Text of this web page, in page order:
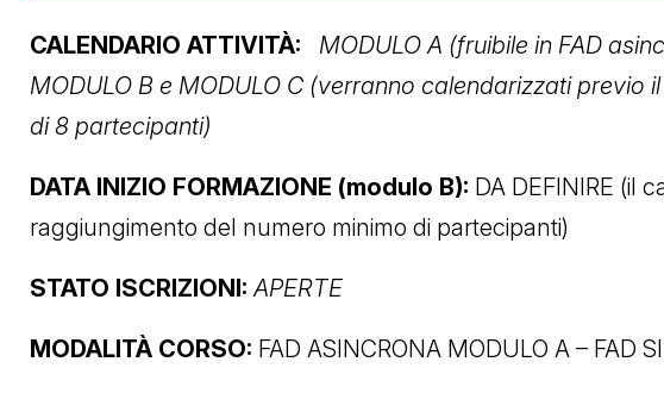
CALENDARIO ATTIVITÀ:
MODULO A (fruibile in FAD
MODULO B e MODULO C (verranno calendarizzati previo
di 8 partecipanti)
DATA INIZIO FORMAZIONE (modulo B): DA DEFINIRE (il
raggiungimento del numero minimo di partecipanti)
STATO ISCRIZIONI: APERTE
MODALITÀ CORSO: FAD ASINCRONA MODULO A – FAD